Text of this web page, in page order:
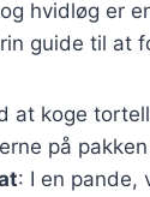
hvidløg er
guide til at
at koge
på
: I en pande,